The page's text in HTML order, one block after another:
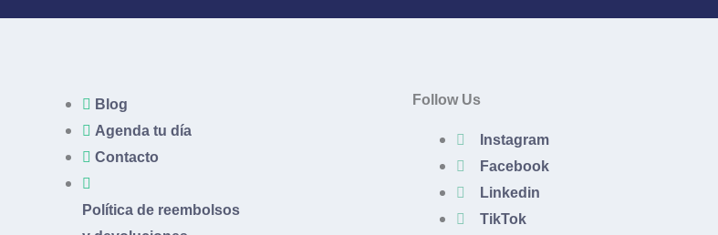
Blog
Agenda tu día
Contacto
Política de reembolsos
Follow Us
Instagram
Facebook
Linkedin
TikTok